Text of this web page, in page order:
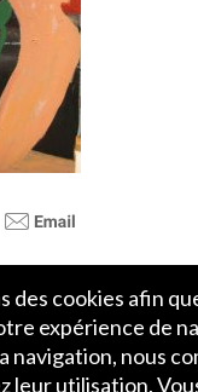
des cookies afin
expérience de
navigation, nous
leur utilisation.